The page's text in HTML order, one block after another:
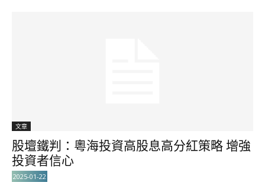
文章
股壇鐵判：粵海投資高股息高分紅策略 增強
投資者信心
2025-01-22